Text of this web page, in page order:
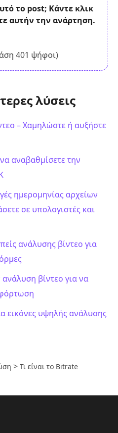
το post; Κάντε κλικ
αυτήν την ανάρτηση.
401 ψήφοι)
λύσεις
– Χαμηλώστε ή αυξήστε
αναβαθμίσετε την
ημερομηνίας αρχείων
σε υπολογιστές και
ανάλυσης βίντεο για
βίντεο για να
εικόνες υψηλής ανάλυσης
> Τι είναι το Bitrate